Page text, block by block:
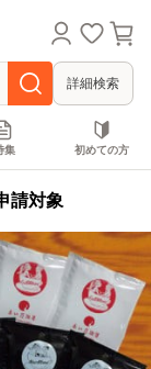
詳細検索
集 初めての方
請対象